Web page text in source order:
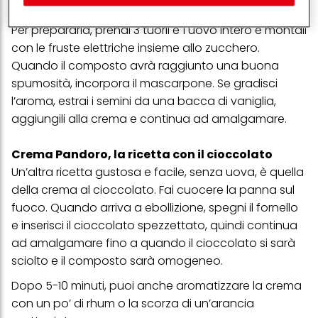
usata per farcire il dolce del Natale.
Per prepararla, prendi 3 tuorli e 1 uovo intero e montali
con le fruste elettriche insieme allo zucchero.
Quando il composto avrà raggiunto una buona
spumosità, incorpora il mascarpone. Se gradisci
l’aroma, estrai i semini da una bacca di vaniglia,
aggiungili alla crema e continua ad amalgamare.
Crema Pandoro, la ricetta con il cioccolato
Un’altra ricetta gustosa e facile, senza uova, è quella
della crema al cioccolato. Fai cuocere la panna sul
fuoco. Quando arriva a ebollizione, spegni il fornello
e inserisci il cioccolato spezzettato, quindi continua
ad amalgamare fino a quando il cioccolato si sarà
sciolto e il composto sarà omogeneo.
Dopo 5-10 minuti, puoi anche aromatizzare la crema
con un po’ di rhum o la scorza di un’arancia
(rispettivamente dell'azienda per cui lavori) per) e su tale base
conservare le nostre informazioni sulle entità commerciali e
creare profili individuali su di te che potrebbero essere arricchiti
profili per scopi di marketing personalizzato, in particolare per
visualizzare annunci pubblicitari che potrebbero interessarti
(basati, ad esempio, sui tuoi interessi identificati) su questo sito
web e altri media (di terzi) tramite i dispositivi assegnati a te o
alla tua famiglia, nonché per misurare e ottimizzare il successo
delle campagne pubblicitarie.
Puoi trovare maggiori informazioni sul trattamento dei tuoi dati
nella nostra Informativa sulla protezione dei dati collegata nel piè
di pagina (Sezione "Cookie, Pixel, Impronte digitali e tecnologie
simili"). Puoi revocare il tuo consenso in qualsiasi momento con
effetto per il futuro disabilitando i cookie sul nostro sito web nella
sezione "Impostazioni cookie" collegata nel piè di pagina. Per
ulteriori informazioni sui cookie utilizzati su questo sito Web, in
particolare sul loro periodo di conservazione, consultare le
informazioni dettagliate su ciascun cookie disponibili facendo
clic su "modifica" di seguito".
Se fai clic su "Modifica" potrai trovare maggiori informazioni sul
trattamento dei tuoi dati / sull'uso dei cookie e consentirli per uno o
più degli scopi sopra menzionati. Cliccando su "Accetta tutto",